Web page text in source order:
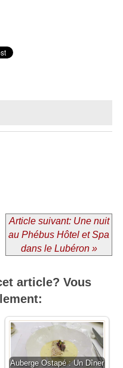
Article suivant: Une nuit
au Phébus Hôtel et Spa
dans le Lubéron »
article? Vous
Auberge Ostapé : Un Dîner